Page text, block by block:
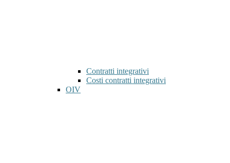
Contratti integrativi
Costi contratti integrativi
OIV